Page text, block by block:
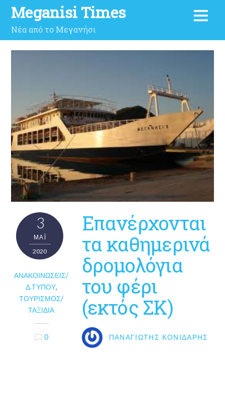
Meganisi Times
Νέα από το Μεγανήσι
3
ΜΑΪ́
2020
ΑΝΑΚΟΙΝΏΣΕΙΣ/
Δ.ΤΎΠΟΥ,
ΤΟΥΡΙΣΜΌΣ/
ΤΑΞΊΔΙΑ
0
Επανέρχονται
τα καθημερινά
δρομολόγια
του φέρι
(εκτός ΣΚ)
ΠΑΝΑΓΙΏΤΗΣ ΚΟΝΙΔΆΡΗΣ